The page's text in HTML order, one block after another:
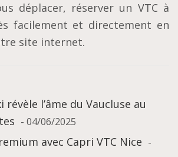
déplacer, réserver un VTC à
facilement et directement en
site internet.
révèle l’âme du Vaucluse au
- 04/06/2025
avec Capri VTC Nice -